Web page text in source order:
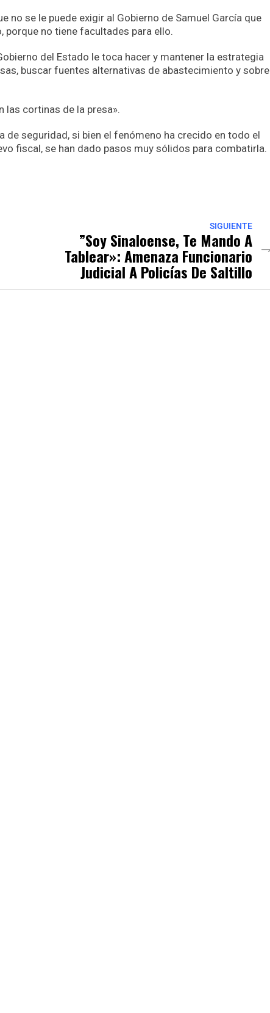
no se le puede exigir al Gobierno de Samuel García que
porque no tiene facultades para ello.
del Estado le toca hacer y mantener la estrategia
buscar fuentes alternativas de abastecimiento y sobre
las cortinas de la presa».
de seguridad, si bien el fenómeno ha crecido en todo el
fiscal, se han dado pasos muy sólidos para combatirla.
SIGUIENTE
”Soy Sinaloense, Te Mando A
Tablear»: Amenaza Funcionario
Judicial A Policías De Saltillo